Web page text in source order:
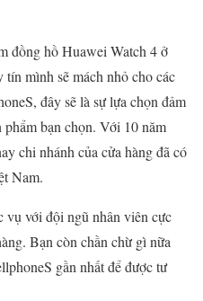
đồng hồ Huawei Watch 4 ở
mình sẽ mách nhỏ cho các
đây sẽ là sự lựa chọn đảm
bạn chọn. Với 10 năm
chi nhánh của cửa hàng đã có
Nam.
vụ với đội ngũ nhân viên cực
Bạn còn chần chừ gì nữa
gần nhất để được tư